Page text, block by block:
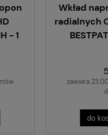
- 1
Wkład
radialnych
zawiera
do